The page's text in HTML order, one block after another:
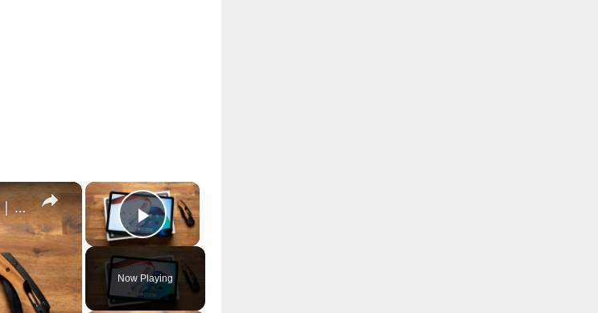
×
Play Video
Now Playing
×
Xiaomi Redmi Pad Unboxing & Erster Eindruck | Deutsch